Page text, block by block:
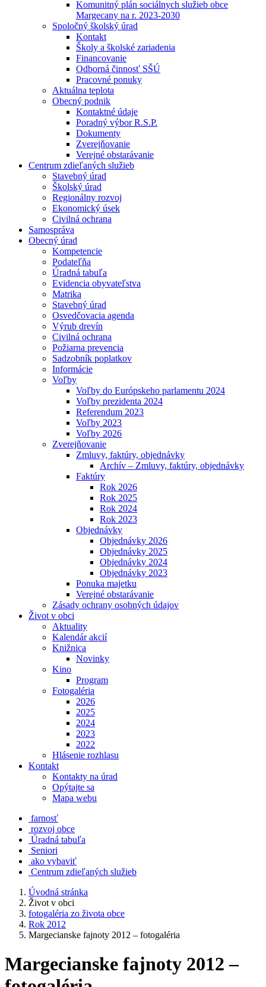
Komunitný plán sociálnych služieb obce
Margecany na r. 2023-2030
Spoločný školský úrad
Kontakt
Školy a školské zariadenia
Financovanie
Odborná činnosť SŠÚ
Pracovné ponuky
Aktuálna teplota
Obecný podnik
Kontaktné údaje
Poradný výbor R.S.P.
Dokumenty
Zverejňovanie
Verejné obstarávanie
Centrum zdieľaných služieb
Stavebný úrad
Školský úrad
Regionálny rozvoj
Ekonomický úsek
Civilná ochrana
Samospráva
Obecný úrad
Kompetencie
Podateľňa
Úradná tabuľa
Evidencia obyvateľstva
Matrika
Stavebný úrad
Osvedčovacia agenda
Výrub drevín
Civilná ochrana
Požiarna prevencia
Sadzobník poplatkov
Informácie
Voľby
Voľby do Európskeho parlamentu 2024
Voľby prezidenta 2024
Referendum 2023
Voľby 2023
Voľby 2026
Zverejňovanie
Zmluvy, faktúry, objednávky
Archív – Zmluvy, faktúry, objednávky
Faktúry
Rok 2026
Rok 2025
Rok 2024
Rok 2023
Objednávky
Objednávky 2026
Objednávky 2025
Objednávky 2024
Objednávky 2023
Ponuka majetku
Verejné obstarávanie
Zásady ochrany osobných údajov
Život v obci
Aktuality
Kalendár akcií
Knižnica
Novinky
Kino
Program
Fotogaléria
2026
2025
2024
2023
2022
Hlásenie rozhlasu
Kontakt
Kontakty na úrad
Opýtajte sa
Mapa webu
farnosť
rozvoj obce
Úradná tabuľa
Seniori
ako vybaviť
Centrum zdieľaných služieb
Úvodná stránka
Život v obci
fotogaléria zo života obce
Rok 2012
Margecianske fajnoty 2012 – fotogaléria
Margecianske fajnoty 2012 –